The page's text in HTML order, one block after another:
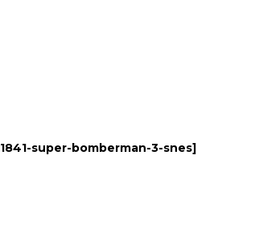
1841-super-bomberman-3-snes]